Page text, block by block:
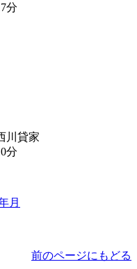
分
川貸家
分
月
前のページにもどる